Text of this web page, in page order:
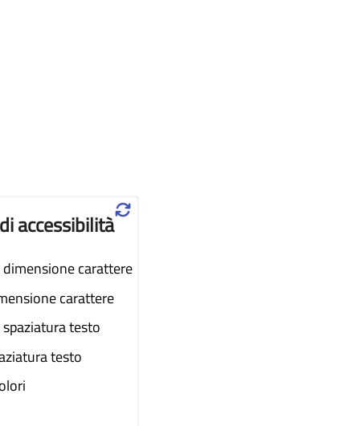
accessibilità
carattere
carattere
testo
testo